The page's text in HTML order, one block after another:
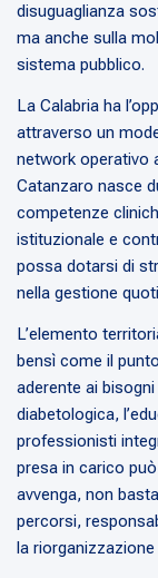
disuguaglianza
ma anche sulla
sistema pubblico.
La Calabria ha
attraverso un
network operativo
Catanzaro nasce
competenze
istituzionale e
possa dotarsi di
nella gestione
L’elemento
bensì come il
aderente ai
diabetologica,
professionisti
presa in carico
avvenga, non
percorsi,
la